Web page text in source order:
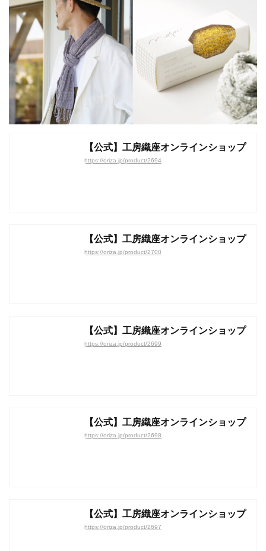
【公式】工房織座オンラインショップ
https://oriza.jp/product/2694
【公式】工房織座オンラインショップ
https://oriza.jp/product/2700
【公式】工房織座オンラインショップ
https://oriza.jp/product/2699
【公式】工房織座オンラインショップ
https://oriza.jp/product/2698
【公式】工房織座オンラインショップ
https://oriza.jp/product/2697